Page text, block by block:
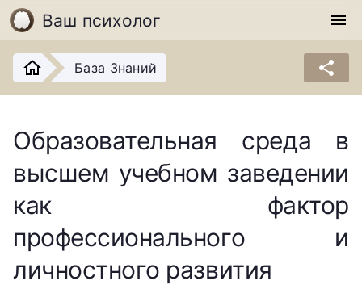
Ваш психолог menu
База Знаний share
Образовательная среда в
высшем учебном заведении
как фактор
профессионального и
личностного развития